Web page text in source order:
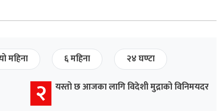
महिना ६ महिना २४ घण्टा
२ यस्तो छ आजका लागि विदेशी मुद्राको विनिमयदर